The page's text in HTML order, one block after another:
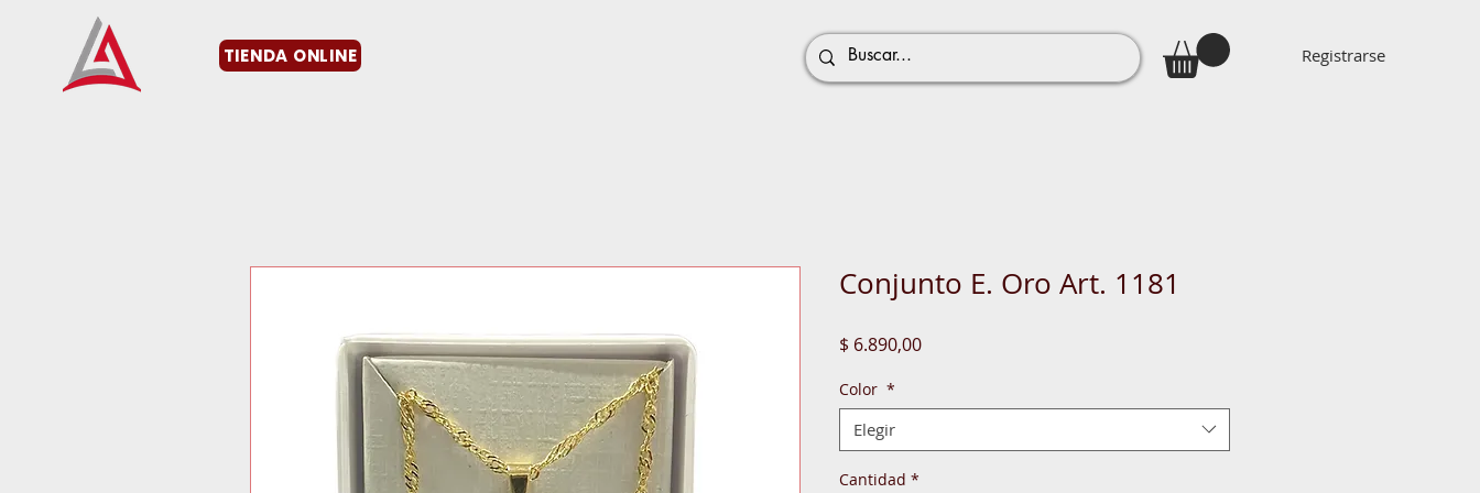
TIENDA ONLINE Registrarse
Conjunto E. Oro Art. 1181
$ 6.890,00Precio
Color *
Elegir
Cantidad *